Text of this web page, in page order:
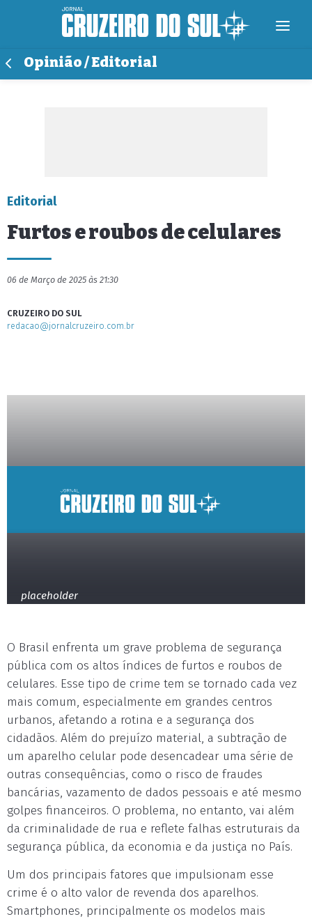
Opinião / Editorial
Editorial
Furtos e roubos de celulares
06 de Março de 2025 às 21:30
CRUZEIRO DO SUL
redacao@jornalcruzeiro.com.br
placeholder
O Brasil enfrenta um grave problema de segurança
pública com os altos índices de furtos e roubos de
celulares. Esse tipo de crime tem se tornado cada vez
mais comum, especialmente em grandes centros
urbanos, afetando a rotina e a segurança dos
cidadãos. Além do prejuízo material, a subtração de
um aparelho celular pode desencadear uma série de
outras consequências, como o risco de fraudes
bancárias, vazamento de dados pessoais e até mesmo
golpes financeiros. O problema, no entanto, vai além
da criminalidade de rua e reflete falhas estruturais da
segurança pública, da economia e da justiça no País.
Um dos principais fatores que impulsionam esse
crime é o alto valor de revenda dos aparelhos.
Smartphones, principalmente os modelos mais